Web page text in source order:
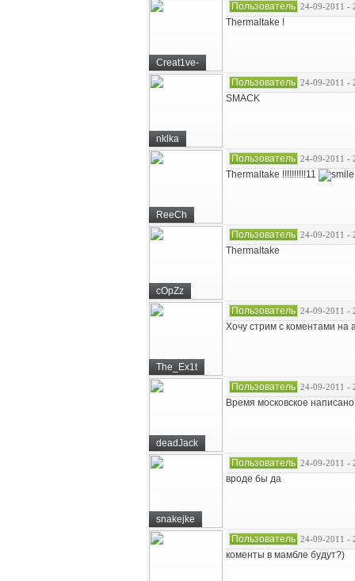
Creat1ve-
Пользователь 24-09-2011 -
Thermaltake !
nklka
Пользователь 24-09-2011 -
SMACK
ReeCh
Пользователь 24-09-2011 -
Thermaltake !!!!!!!!!!11
cOpZz
Пользователь 24-09-2011 -
Thermaltake
The_Ex1t
Пользователь 24-09-2011 -
Хочу стрим с коментами на
deadJack
Пользователь 24-09-2011 -
Время московское
snakejke
Пользователь 24-09-2011 -
вроде бы да
Пользователь 24-09-2011 -
коменты в мамбле будут?)